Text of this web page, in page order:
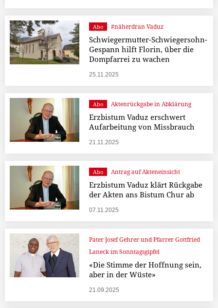
Abo #näherdran Vaduz
Schwiegermutter-Schwiegersohn-
Gespann hilft Florin, über die
Dompfarrei zu wachen
25.11.2025
Abo Aktenrückgabe in Abklärung
Erzbistum Vaduz erschwert
Aufarbeitung von Missbrauch
21.11.2025
Abo Antrag auf Akteneinsicht
Erzbistum Vaduz klärt Rückgabe
der Akten ans Bistum Chur ab
07.11.2025
Pater Josef Gehrer und Pfarrer Gottfried
Laneck im Sonntagsgipfel
«Die Stimme der Hoffnung sein,
aber in der Wüste»
21.09.2025